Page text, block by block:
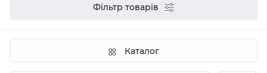
Фільтр товарів
Каталог